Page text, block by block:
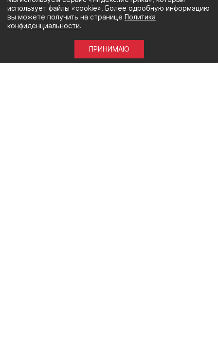
использует файлы «cookie». Более одробную информацию
вы можете получить на странице Политика
конфиденциальности.
ПРИНИМАЮ